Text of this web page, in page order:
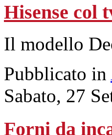
Hisense col
Il modello
Pubblicato in
Sabato, 27
Forni da